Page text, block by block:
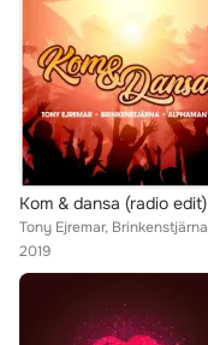
Kom & dansa (radio edit)
2019